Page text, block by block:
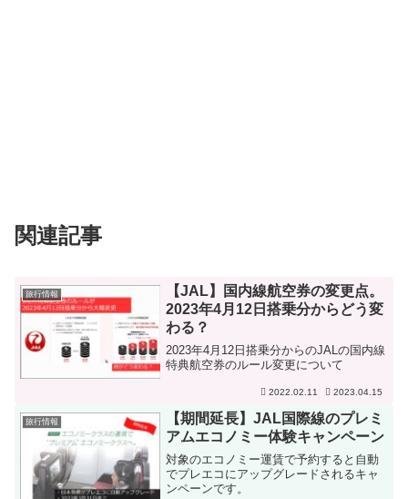
関連記事
旅行情報
【JAL】国内線航空券の変更点。
2023年4月12日搭乗分からどう変
わる？
2023年4月12日搭乗分からのJALの国内線
特典航空券のルール変更について
2022.02.11 2023.04.15
旅行情報
【期間延長】JAL国際線のプレミ
アムエコノミー体験キャンペーン
対象のエコノミー運賃で予約すると自動
でプレエコにアップグレードされるキャ
ンペーンです。